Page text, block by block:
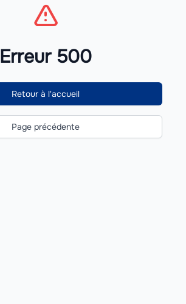
Erreur 500
Retour à l'accueil
Page précédente